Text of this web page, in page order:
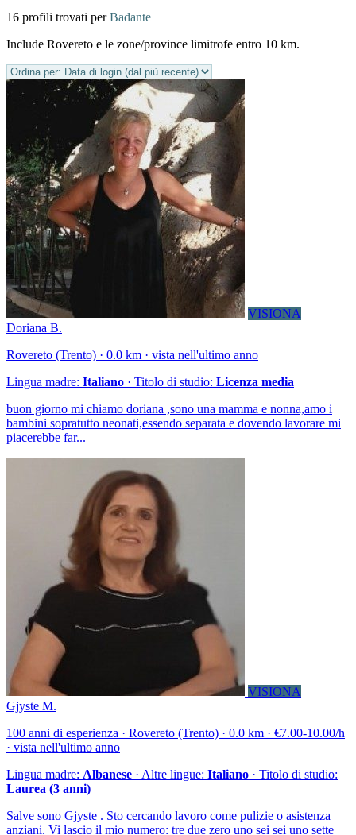
16 profili trovati perBadante
Include Rovereto e le zone/province limitrofe entro 10 km.
VISIONA
Doriana B.
Rovereto (Trento) · 0.0 km · vista nell'ultimo anno
Lingua madre: Italiano · Titolo di studio: Licenza media
buon giorno mi chiamo doriana ,sono una mamma e nonna,amo i
bambini sopratutto neonati,essendo separata e dovendo lavorare mi
piacerebbe far...
VISIONA
Gjyste M.
100 anni di esperienza · Rovereto (Trento) · 0.0 km · €7.00-10.00/h
· vista nell'ultimo anno
Lingua madre: Albanese · Altre lingue: Italiano · Titolo di studio:
Laurea (3 anni)
Salve sono Gjyste . Sto cercando lavoro come pulizie o asistenza
anziani. Vi lascio il mio numero: tre due zero uno sei sei uno sette